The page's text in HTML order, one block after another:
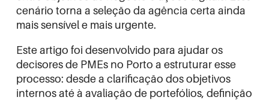
cenário torna a seleção da agência certa ainda
mais sensível e mais urgente.
Este artigo foi desenvolvido para ajudar os
decisores de PMEs no Porto a estruturar esse
processo: desde a clarificação dos objetivos
internos até à avaliação de portefólios, definição